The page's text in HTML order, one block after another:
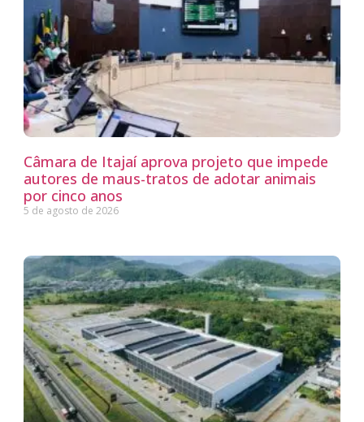
Câmara de Itajaí aprova projeto que impede
autores de maus-tratos de adotar animais
por cinco anos
5 de agosto de 2026